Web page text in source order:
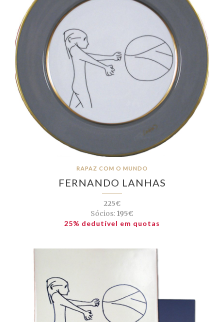
RAPAZ COM O MUNDO
FERNANDO LANHAS
225€
Sócios: 195€
25% dedutível em quotas